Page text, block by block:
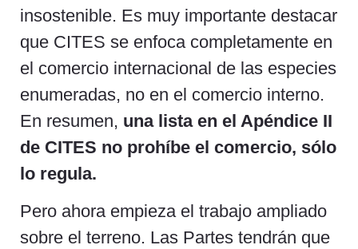
insostenible. Es muy importante destacar
que CITES se enfoca completamente en
el comercio internacional de las especies
enumeradas, no en el comercio interno.
En resumen, una lista en el Apéndice II
de CITES no prohíbe el comercio, sólo
lo regula.
Pero ahora empieza el trabajo ampliado
sobre el terreno. Las Partes tendrán que